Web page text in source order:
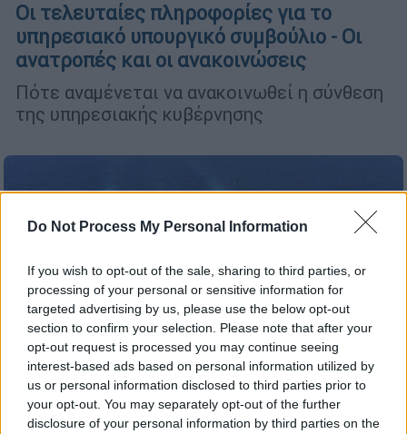
Do Not Process My Personal Information
If you wish to opt-out of the sale, sharing to third parties, or
processing of your personal or sensitive information for
targeted advertising by us, please use the below opt-out
section to confirm your selection. Please note that after your
opt-out request is processed you may continue seeing
interest-based ads based on personal information utilized by
us or personal information disclosed to third parties prior to
your opt-out. You may separately opt-out of the further
disclosure of your personal information by third parties on the
Οι τελευταίες πληροφορίες για το
υπηρεσιακό υπουργικό συμβούλιο - Οι
ανατροπές και οι ανακοινώσεις
Πότε αναμένεται να ανακοινωθεί η σύνθεση
της υπηρεσιακής κυβέρνησης